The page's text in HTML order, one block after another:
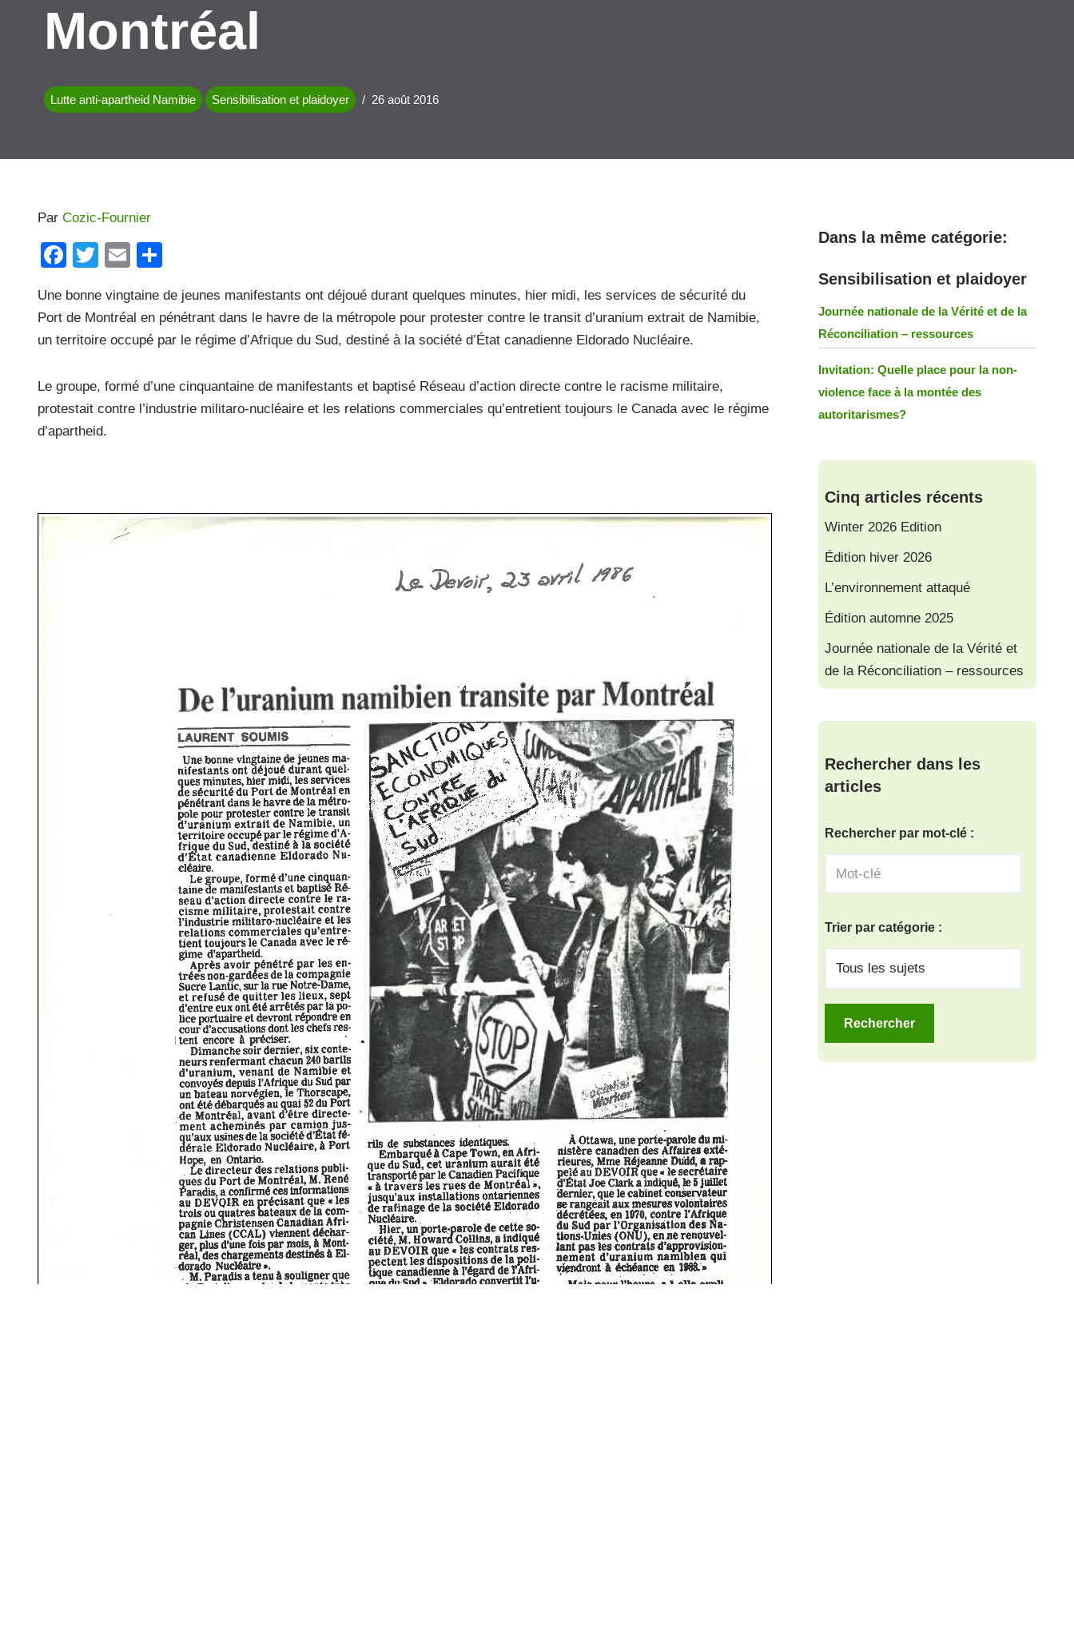
Montréal
Lutte anti-apartheid Namibie Sensibilisation et plaidoyer 26 août 2016
Par Cozic-Fournier
F
c
e
o
o
k
T
tt
er
E
ail ta
g
Une bonne vingtaine de jeunes manifestants ont déjoué durant quelques minutes, hier midi, les services de sécurité du
Port de Montréal en pénétrant dans le havre de la métropole pour protester contre le transit d’uranium extrait de Namibie,
un territoire occupé par le régime d’Afrique du Sud, destiné à la société d’État canadienne Eldorado Nucléaire.
Le groupe, formé d’une cinquantaine de manifestants et baptisé Réseau d’action directe contre le racisme militaire,
protestait contre l’industrie militaro-nucléaire et les relations commerciales qu’entretient toujours le Canada avec le régime
d’apartheid.
Dans la même catégorie:
Sensibilisation et plaidoyer
Journée nationale de la Vérité et de la
Réconciliation – ressources
Invitation: Quelle place pour la non-
violence face à la montée des
autoritarismes?
Cinq articles récents
Winter 2026 Edition
Édition hiver 2026
L’environnement attaqué
Édition automne 2025
Journée nationale de la Vérité et
de la Réconciliation – ressources
Rechercher dans les
articles
Rechercher par mot-clé :
Trier par catégorie :